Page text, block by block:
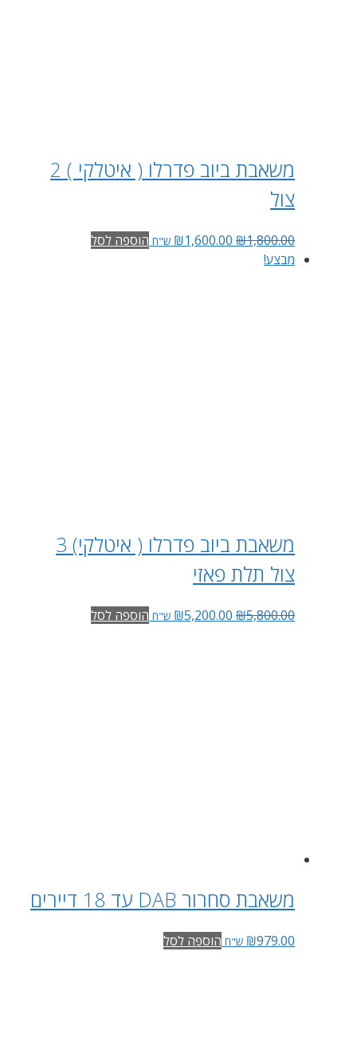
משאבת ביוב פדרלו ( איטלקי ) 2
צול
₪1,800.00
₪1,600.00 ש"ח הוספה לסל
מבצע!
משאבת ביוב פדרלו ( איטלקי) 3
צול תלת פאזי
₪5,800.00
₪5,200.00 ש"ח הוספה לסל
משאבת סחרור DAB עד 18 דיירים
₪979.00 ש"ח הוספה לסל